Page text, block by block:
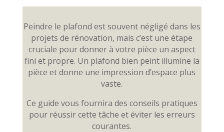
Peindre le plafond est souvent négligé dans les
projets de rénovation, mais c’est une étape
cruciale pour donner à votre pièce un aspect
fini et propre. Un plafond bien peint illumine la
pièce et donne une impression d’espace plus
vaste.
Ce guide vous fournira des conseils pratiques
pour réussir cette tâche et éviter les erreurs
courantes.